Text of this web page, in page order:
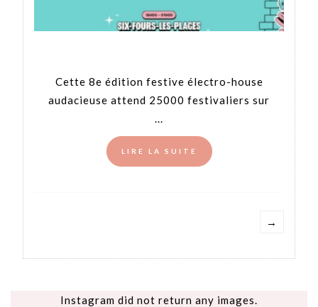
Cette 8e édition festive électro-house
audacieuse attend 25000 festivaliers sur
...
LIRE LA SUITE
→
Instagram did not return any images.